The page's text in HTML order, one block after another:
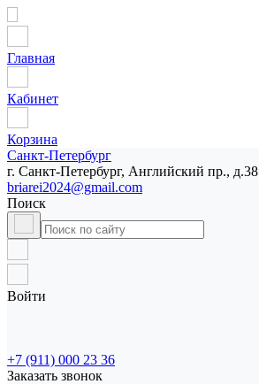
Главная
Кабинет
Корзина
Санкт-Петербург
г. Санкт-Петербург, Английский пр., д.38
briarei2024@gmail.com
Поиск
Войти
+7 (911) 000 23 36
Заказать звонок